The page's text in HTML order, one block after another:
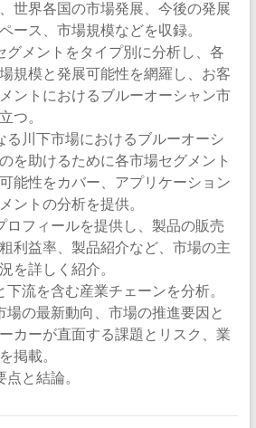
世界各国の市場発展、今後の発展
ース、市場規模などを収録。
グメントをタイプ別に分析し、各
規模と発展可能性を網羅し、お客
ントにおけるブルーオーシャン市
つ。
る川下市場におけるブルーオーシ
を助けるために各市場セグメント
能性をカバー、アプリケーション
ントの分析を提供。
ロフィールを提供し、製品の販売
利益率、製品紹介など、市場の主
を詳しく紹介。
流を含む産業チェーンを分析。
場の最新動向、市場の推進要因と
カーが直面する課題とリスク、業
掲載。
と結論。